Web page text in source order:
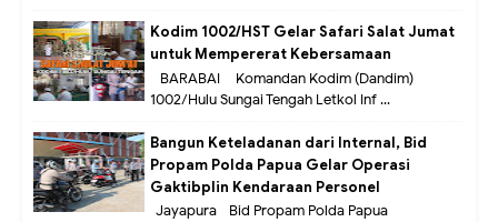
Kodim 1002/HST Gelar Safari Salat Jumat
untuk Mempererat Kebersamaan
BARABAI – Komandan Kodim (Dandim)
1002/Hulu Sungai Tengah Letkol Inf ...
Bangun Keteladanan dari Internal, Bid
Propam Polda Papua Gelar Operasi
Gaktibplin Kendaraan Personel
Jayapura –Bid Propam Polda Papua